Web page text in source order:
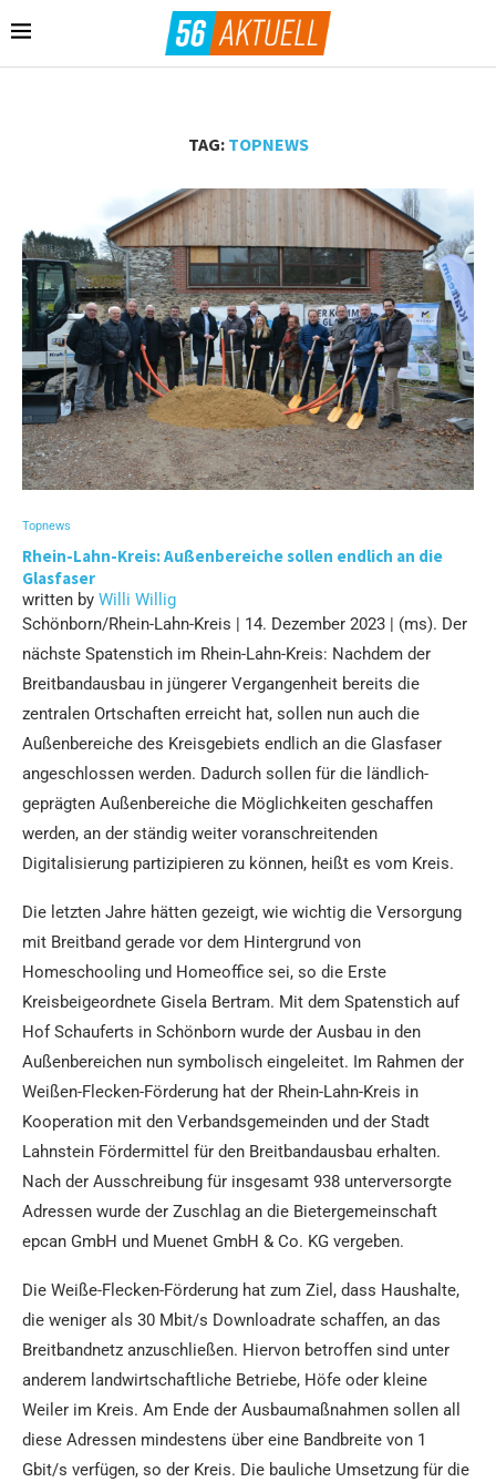
TAG: TOPNEWS
Topnews
Rhein-Lahn-Kreis: Außenbereiche sollen endlich an die
Glasfaser
written by Willi Willig
Schönborn/Rhein-Lahn-Kreis | 14. Dezember 2023 | (ms). Der
nächste Spatenstich im Rhein-Lahn-Kreis: Nachdem der
Breitbandausbau in jüngerer Vergangenheit bereits die
zentralen Ortschaften erreicht hat, sollen nun auch die
Außenbereiche des Kreisgebiets endlich an die Glasfaser
angeschlossen werden. Dadurch sollen für die ländlich-
geprägten Außenbereiche die Möglichkeiten geschaffen
werden, an der ständig weiter voranschreitenden
Digitalisierung partizipieren zu können, heißt es vom Kreis.
Die letzten Jahre hätten gezeigt, wie wichtig die Versorgung
mit Breitband gerade vor dem Hintergrund von
Homeschooling und Homeoffice sei, so die Erste
Kreisbeigeordnete Gisela Bertram. Mit dem Spatenstich auf
Hof Schauferts in Schönborn wurde der Ausbau in den
Außenbereichen nun symbolisch eingeleitet. Im Rahmen der
Weißen-Flecken-Förderung hat der Rhein-Lahn-Kreis in
Kooperation mit den Verbandsgemeinden und der Stadt
Lahnstein Fördermittel für den Breitbandausbau erhalten.
Nach der Ausschreibung für insgesamt 938 unterversorgte
Adressen wurde der Zuschlag an die Bietergemeinschaft
epcan GmbH und Muenet GmbH & Co. KG vergeben.
Die Weiße-Flecken-Förderung hat zum Ziel, dass Haushalte,
die weniger als 30 Mbit/s Downloadrate schaffen, an das
Breitbandnetz anzuschließen. Hiervon betroffen sind unter
anderem landwirtschaftliche Betriebe, Höfe oder kleine
Weiler im Kreis. Am Ende der Ausbaumaßnahmen sollen all
diese Adressen mindestens über eine Bandbreite von 1
Gbit/s verfügen, so der Kreis. Die bauliche Umsetzung für die